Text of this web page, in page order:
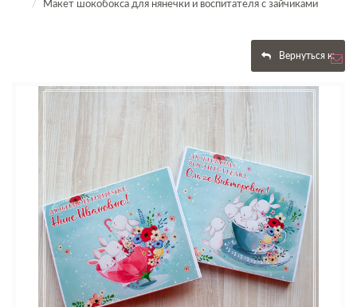
Макет шокобокса для нянечки и воспитателя с зайчиками
Вернуться к: